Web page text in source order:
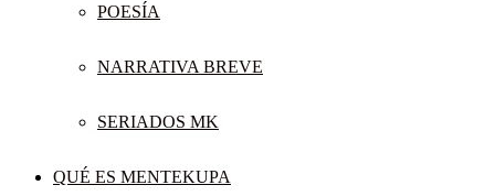
POESÍA
NARRATIVA BREVE
SERIADOS MK
QUÉ ES MENTEKUPA